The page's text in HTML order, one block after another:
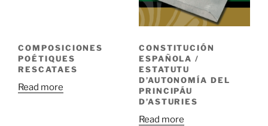
COMPOSICIONES
POÉTIQUES
RESCATAES
Read more
CONSTITUCIÓN
ESPAÑOLA /
ESTATUTU
D’AUTONOMÍA DEL
PRINCIPÁU
D’ASTURIES
Read more